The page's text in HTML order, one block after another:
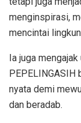
menginspirasi,
mencintai
Ia juga
PEPELINGASIH
nyata demi
dan beradab.